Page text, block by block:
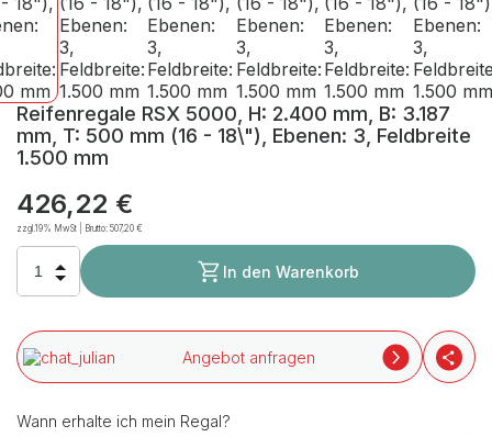
Reifenregale RSX 5000, H: 2.400 mm, B: 3.187
mm, T: 500 mm (16 - 18\"), Ebenen: 3, Feldbreite
1.500 mm
426,22 €
zzgl.19% MwSt | Brutto:507,20 €
In den Warenkorb
Angebot anfragen
Wann erhalte ich mein Regal?